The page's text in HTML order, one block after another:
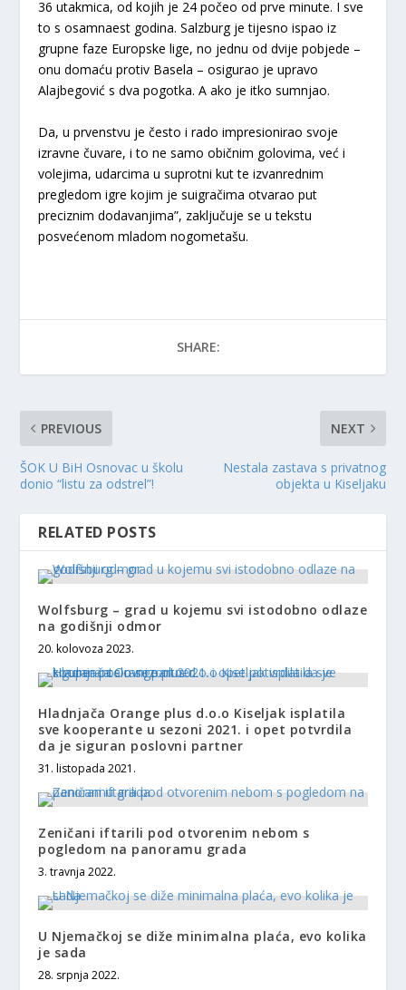
36 utakmica, od kojih je 24 počeo od prve minute. I sve
to s osamnaest godina. Salzburg je tijesno ispao iz
grupne faze Europske lige, no jednu od dvije pobjede –
onu domaću protiv Basela – osigurao je upravo
Alajbegović s dva pogotka. A ako je itko sumnjao.
Da, u prvenstvu je često i rado impresionirao svoje
izravne čuvare, i to ne samo običnim golovima, već i
volejima, udarcima u suprotni kut te izvanrednim
pregledom igre kojim je suigračima otvarao put
preciznim dodavanjima”, zaključuje se u tekstu
posvećenom mladom nogometašu.
SHARE:
PREVIOUS
ŠOK U BiH Osnovac u školu
donio “listu za odstrel”!
NEXT
Nestala zastava s privatnog
objekta u Kiseljaku
RELATED POSTS
Wolfsburg – grad u kojemu svi istodobno odlaze
na godišnji odmor
20. kolovoza 2023.
Hladnjača Orange plus d.o.o Kiseljak isplatila
sve kooperante u sezoni 2021. i opet potvrdila
da je siguran poslovni partner
31. listopada 2021.
Zeničani iftarili pod otvorenim nebom s
pogledom na panoramu grada
3. travnja 2022.
U Njemačkoj se diže minimalna plaća, evo kolika
je sada
28. srpnja 2022.